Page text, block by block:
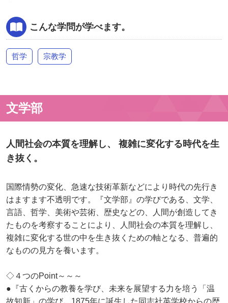
こんな学問が学べます。
哲学 宗教学
文学部
人間社会の本質を理解し、 複雑に変化する時代を生
き抜く。
国際情勢の変化、急速な技術革新などにより時代の先行き
はますます不透明です。『文学部』の学びである、文学、
言語、哲学、美術や芸術、歴史などの、人間が創造してき
たものを考察することにより、人間社会の本質を理解し、
複雑に変化する世の中を生き抜くための軸となる、普遍的
なものの見方を養います。
◇４つのPoint～～～
●『古くからの教養を学び、未来を展望する力を培う「温
故知新」の学び。1875年に誕生した同志社英学校からの歴